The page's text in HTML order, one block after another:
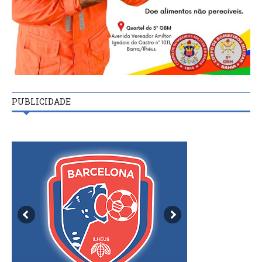
PUBLICIDADE